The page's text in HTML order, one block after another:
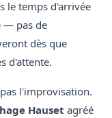
le temps d'arrivée
— pas de
dès que
d'attente.
l'improvisation.
Hauset agréé